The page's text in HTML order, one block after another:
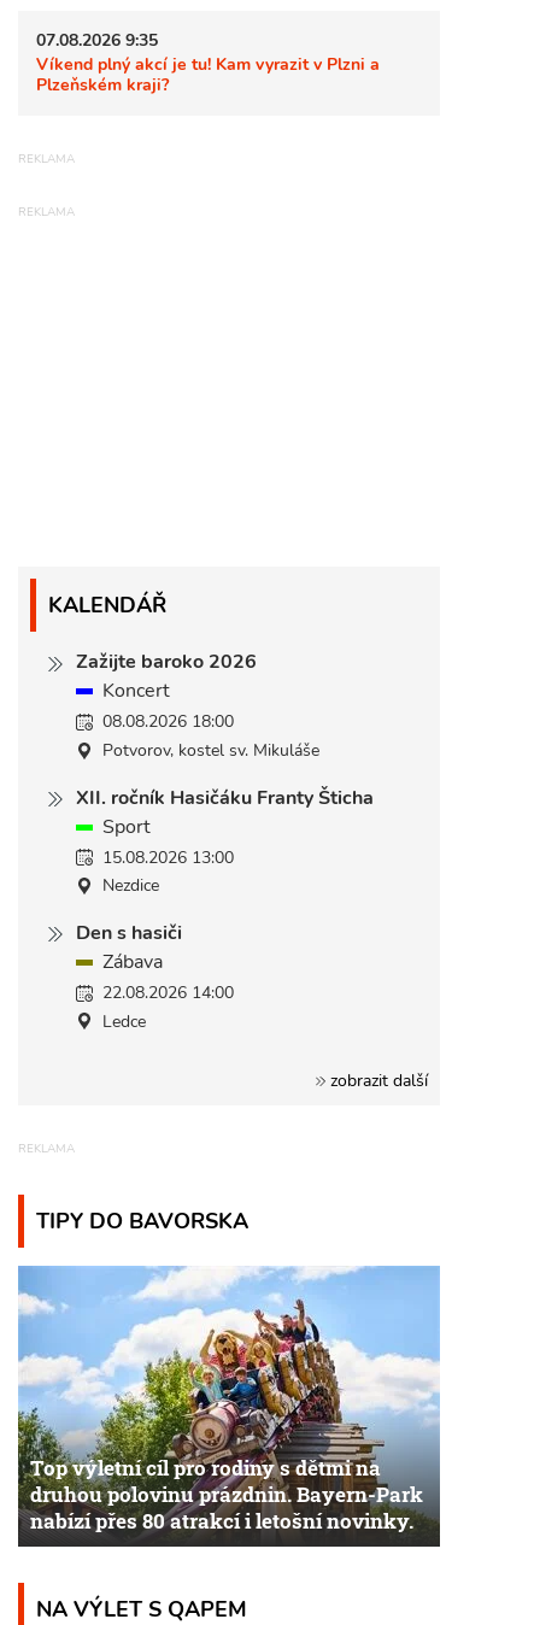
07.08.2026 9:35
Víkend plný akcí je tu! Kam vyrazit v Plzni a
Plzeňském kraji?
KALENDÁŘ
Zažijte baroko 2026
Koncert
08.08.2026 18:00
Potvorov, kostel sv. Mikuláše
XII. ročník Hasičáku Franty Šticha
Sport
15.08.2026 13:00
Nezdice
Den s hasiči
Zábava
22.08.2026 14:00
Ledce
zobrazit další
TIPY DO BAVORSKA
Top výletní cíl pro rodiny s dětmi na
druhou polovinu prázdnin. Bayern-Park
nabízí přes 80 atrakcí i letošní novinky.
NA VÝLET S QAPEM